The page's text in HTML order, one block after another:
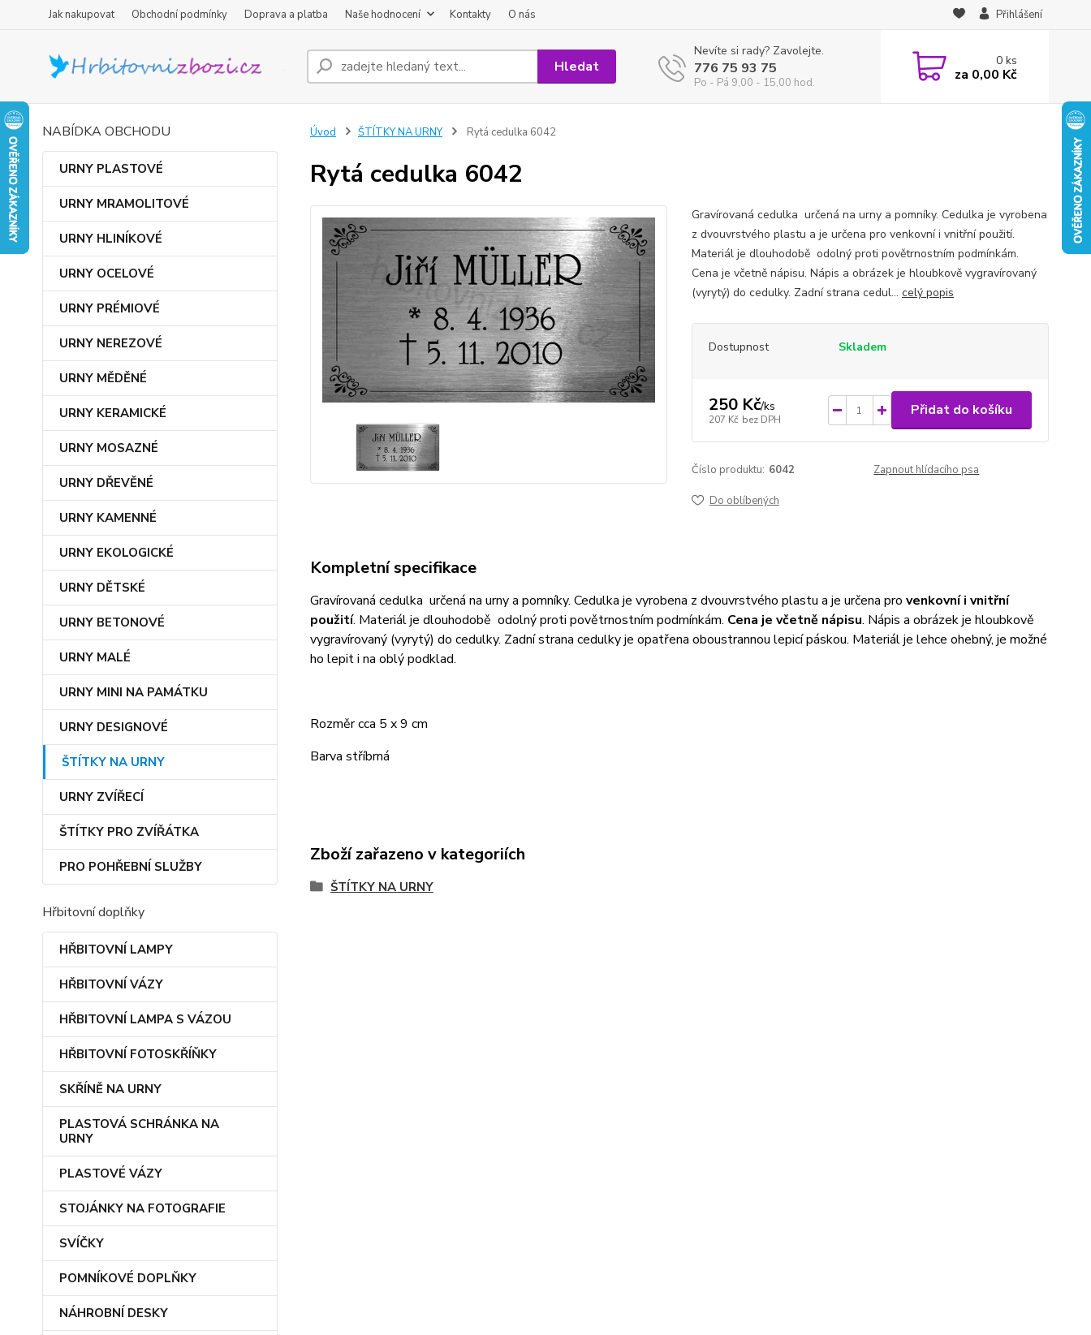
Jak nakupovat Obchodní podmínky Doprava a platba Naše hodnocení Kontakty O nás Přihlášení
Hledat
Nevíte si rady? Zavolejte.
776 75 93 75
Po - Pá 9,00 - 15,00 hod.
0ks
za 0,00 Kč
NABÍDKA OBCHODU
URNY PLASTOVÉ
URNY MRAMOLITOVÉ
URNY HLINÍKOVÉ
URNY OCELOVÉ
URNY PRÉMIOVÉ
URNY NEREZOVÉ
URNY MĚDĚNÉ
URNY KERAMICKÉ
URNY MOSAZNÉ
URNY DŘEVĚNÉ
URNY KAMENNÉ
URNY EKOLOGICKÉ
URNY DĚTSKÉ
URNY BETONOVÉ
URNY MALÉ
URNY MINI NA PAMÁTKU
URNY DESIGNOVÉ
ŠTÍTKY NA URNY
URNY ZVÍŘECÍ
ŠTÍTKY PRO ZVÍŘÁTKA
PRO POHŘEBNÍ SLUŽBY
Hřbitovní doplňky
HŘBITOVNÍ LAMPY
HŘBITOVNÍ VÁZY
HŘBITOVNÍ LAMPA S VÁZOU
HŘBITOVNÍ FOTOSKŘÍŇKY
SKŘÍNĚ NA URNY
PLASTOVÁ SCHRÁNKA NA
URNY
PLASTOVÉ VÁZY
STOJÁNKY NA FOTOGRAFIE
SVÍČKY
POMNÍKOVÉ DOPLŇKY
NÁHROBNÍ DESKY
Úvod ŠTÍTKY NA URNY Rytá cedulka 6042
Rytá cedulka 6042
Gravírovaná cedulka určená na urny a pomníky. Cedulka je vyrobena
z dvouvrstvého plastu a je určena pro venkovní i vnitřní použití.
Materiál je dlouhodobě odolný proti povětrnostním podmínkám.
Cena je včetně nápisu. Nápis a obrázek je hloubkově vygravírovaný
(vyrytý) do cedulky. Zadní strana cedul... celý popis
Dostupnost Skladem
250 Kč/ks
207 Kč bez DPH
Přidat do košíku
Číslo produktu: 6042 Zapnout hlídacího psa
Do oblíbených
Kompletní specifikace
Gravírovaná cedulka určená na urny a pomníky. Cedulka je vyrobena z dvouvrstvého plastu a je určena pro venkovní i vnitřní
použití. Materiál je dlouhodobě odolný proti povětrnostním podmínkám. Cena je včetně nápisu. Nápis a obrázek je hloubkově
vygravírovaný (vyrytý) do cedulky. Zadní strana cedulky je opatřena oboustrannou lepicí páskou. Materiál je lehce ohebný, je možné
ho lepit i na oblý podklad.
Rozměr cca 5 x 9 cm
Barva stříbrná
Zboží zařazeno v kategoriích
ŠTÍTKY NA URNY